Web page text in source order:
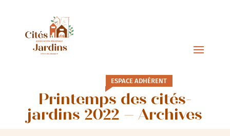
ESPACE ADHÉRENT
Printemps des cités-
jardins 2022 – Archives